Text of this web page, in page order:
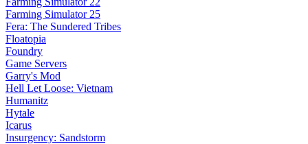
Farming Simulator 25
Fera: The Sundered Tribes
Floatopia
Foundry
Game Servers
Garry's Mod
Hell Let Loose: Vietnam
Humanitz
Hytale
Icarus
Insurgency: Sandstorm